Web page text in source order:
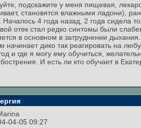
подскажите у меня пищевая,
становятся влажными ладони),
4 года назад, 2 года сидела
отек стал редко синтомы были
в основном в затруднении
начинает дико так реагировать на
и где я могу ему обучиться,
И есть ли кто обучает в
04-05 09:27